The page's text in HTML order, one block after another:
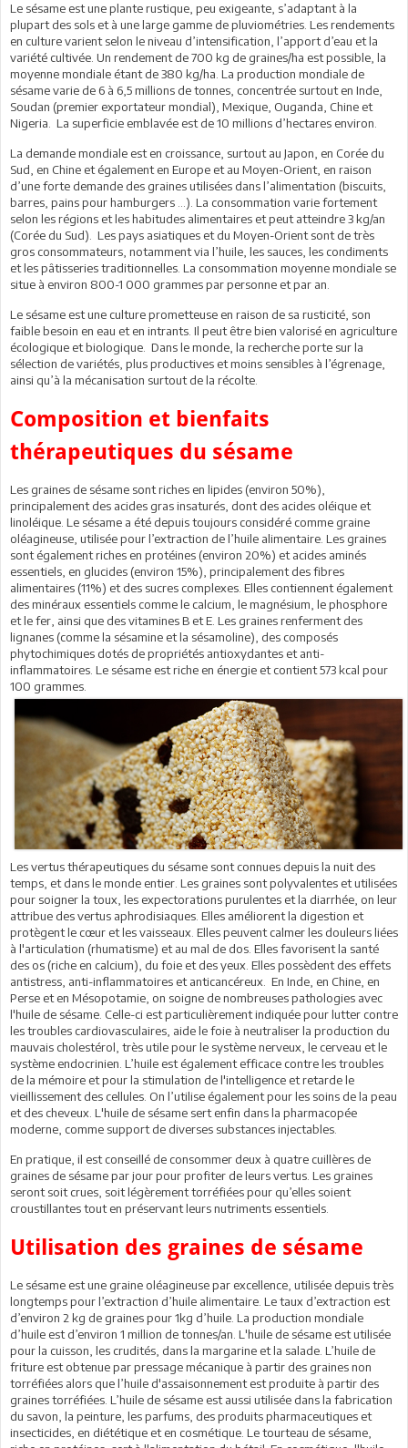
Le sésame est une plante rustique, peu exigeante, s’adaptant à la
plupart des sols et à une large gamme de pluviométries. Les rendements
en culture varient selon le niveau d’intensification, l’apport d’eau et la
variété cultivée. Un rendement de 700 kg de graines/ha est possible, la
moyenne mondiale étant de 380 kg/ha. La production mondiale de
sésame varie de 6 à 6,5 millions de tonnes, concentrée surtout en Inde,
Soudan (premier exportateur mondial), Mexique, Ouganda, Chine et
Nigeria. La superficie emblavée est de 10 millions d’hectares environ.
La demande mondiale est en croissance, surtout au Japon, en Corée du
Sud, en Chine et également en Europe et au Moyen-Orient, en raison
d’une forte demande des graines utilisées dans l’alimentation (biscuits,
barres, pains pour hamburgers …). La consommation varie fortement
selon les régions et les habitudes alimentaires et peut atteindre 3 kg/an
(Corée du Sud). Les pays asiatiques et du Moyen-Orient sont de très
gros consommateurs, notamment via l’huile, les sauces, les condiments
et les pâtisseries traditionnelles. La consommation moyenne mondiale se
situe à environ 800-1 000 grammes par personne et par an.
Le sésame est une culture prometteuse en raison de sa rusticité, son
faible besoin en eau et en intrants. Il peut être bien valorisé en agriculture
écologique et biologique. Dans le monde, la recherche porte sur la
sélection de variétés, plus productives et moins sensibles à l’égrenage,
ainsi qu’à la mécanisation surtout de la récolte.
Composition et bienfaits
thérapeutiques du sésame
Les graines de sésame sont riches en lipides (environ 50%),
principalement des acides gras insaturés, dont des acides oléique et
linoléique. Le sésame a été depuis toujours considéré comme graine
oléagineuse, utilisée pour l’extraction de l’huile alimentaire. Les graines
sont également riches en protéines (environ 20%) et acides aminés
essentiels, en glucides (environ 15%), principalement des fibres
alimentaires (11%) et des sucres complexes. Elles contiennent également
des minéraux essentiels comme le calcium, le magnésium, le phosphore
et le fer, ainsi que des vitamines B et E. Les graines renferment des
lignanes (comme la sésamine et la sésamoline), des composés
phytochimiques dotés de propriétés antioxydantes et anti-
inflammatoires. Le sésame est riche en énergie et contient 573 kcal pour
100 grammes.
Les vertus thérapeutiques du sésame sont connues depuis la nuit des
temps, et dans le monde entier. Les graines sont polyvalentes et utilisées
pour soigner la toux, les expectorations purulentes et la diarrhée, on leur
attribue des vertus aphrodisiaques. Elles améliorent la digestion et
protègent le cœur et les vaisseaux. Elles peuvent calmer les douleurs liées
à l'articulation (rhumatisme) et au mal de dos. Elles favorisent la santé
des os (riche en calcium), du foie et des yeux. Elles possèdent des effets
antistress, anti-inflammatoires et anticancéreux. En Inde, en Chine, en
Perse et en Mésopotamie, on soigne de nombreuses pathologies avec
l'huile de sésame. Celle-ci est particulièrement indiquée pour lutter contre
les troubles cardiovasculaires, aide le foie à neutraliser la production du
mauvais cholestérol, très utile pour le système nerveux, le cerveau et le
système endocrinien. L’huile est également efficace contre les troubles
de la mémoire et pour la stimulation de l'intelligence et retarde le
vieillissement des cellules. On l’utilise également pour les soins de la peau
et des cheveux. L'huile de sésame sert enfin dans la pharmacopée
moderne, comme support de diverses substances injectables.
En pratique, il est conseillé de consommer deux à quatre cuillères de
graines de sésame par jour pour profiter de leurs vertus. Les graines
seront soit crues, soit légèrement torréfiées pour qu’elles soient
croustillantes tout en préservant leurs nutriments essentiels.
Utilisation des graines de sésame
Le sésame est une graine oléagineuse par excellence, utilisée depuis très
longtemps pour l’extraction d’huile alimentaire. Le taux d’extraction est
d’environ 2 kg de graines pour 1kg d’huile. La production mondiale
d’huile est d’environ 1 million de tonnes/an. L'huile de sésame est utilisée
pour la cuisson, les crudités, dans la margarine et la salade. L’huile de
friture est obtenue par pressage mécanique à partir des graines non
torréfiées alors que l’huile d'assaisonnement est produite à partir des
graines torréfiées. L’huile de sésame est aussi utilisée dans la fabrication
du savon, la peinture, les parfums, des produits pharmaceutiques et
insecticides, en diététique et en cosmétique. Le tourteau de sésame,